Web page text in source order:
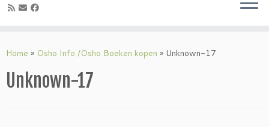
naarHome » Osho Info /Osho Boeken kopen » Unknown-17
Unknown-17